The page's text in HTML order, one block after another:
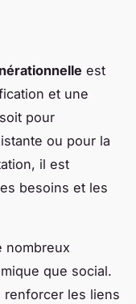
est
et une
pour
ou pour la
il est
besoins et les
nombreux
que social.
renforcer les liens